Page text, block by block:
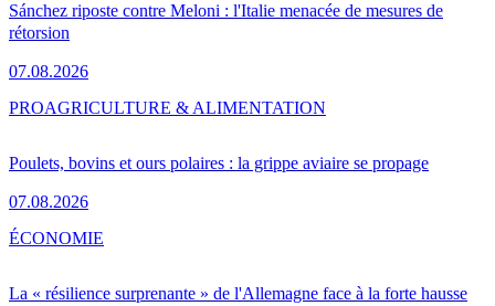
Sánchez riposte contre Meloni : l'Italie menacée de mesures de
rétorsion
07.08.2026
Poulets, bovins et ours polaires : la grippe aviaire se propage
07.08.2026
PROAGRICULTURE & ALIMENTATION
La « résilience surprenante » de l'Allemagne face à la forte hausse
ÉCONOMIE